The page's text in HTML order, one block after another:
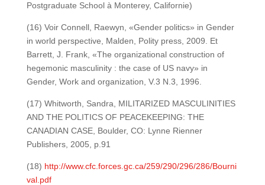
Postgraduate School à Monterey, Californie)
(16) Voir Connell, Raewyn, «Gender politics» in Gender
in world perspective, Malden, Polity press, 2009. Et
Barrett, J. Frank, «The organizational construction of
hegemonic masculinity : the case of US navy» in
Gender, Work and organization, V.3 N.3, 1996.
(17) Whitworth, Sandra, MILITARIZED MASCULINITIES
AND THE POLITICS OF PEACEKEEPING: THE
CANADIAN CASE, Boulder, CO: Lynne Rienner
Publishers, 2005, p.91
(18) http://www.cfc.forces.gc.ca/259/290/296/286/Bourni
val.pdf